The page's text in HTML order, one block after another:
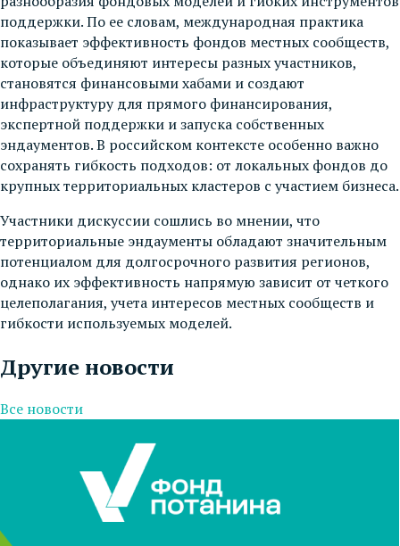
поддержки. По ее словам, международная практика
показывает эффективность фондов местных сообществ,
которые объединяют интересы разных участников,
становятся финансовыми хабами и создают
инфраструктуру для прямого финансирования,
экспертной поддержки и запуска собственных
эндаументов. В российском контексте особенно важно
сохранять гибкость подходов: от локальных фондов до
крупных территориальных кластеров с участием бизнеса.
Участники дискуссии сошлись во мнении, что
территориальные эндаументы обладают значительным
потенциалом для долгосрочного развития регионов,
однако их эффективность напрямую зависит от четкого
целеполагания, учета интересов местных сообществ и
гибкости используемых моделей.
Другие новости
Все новости